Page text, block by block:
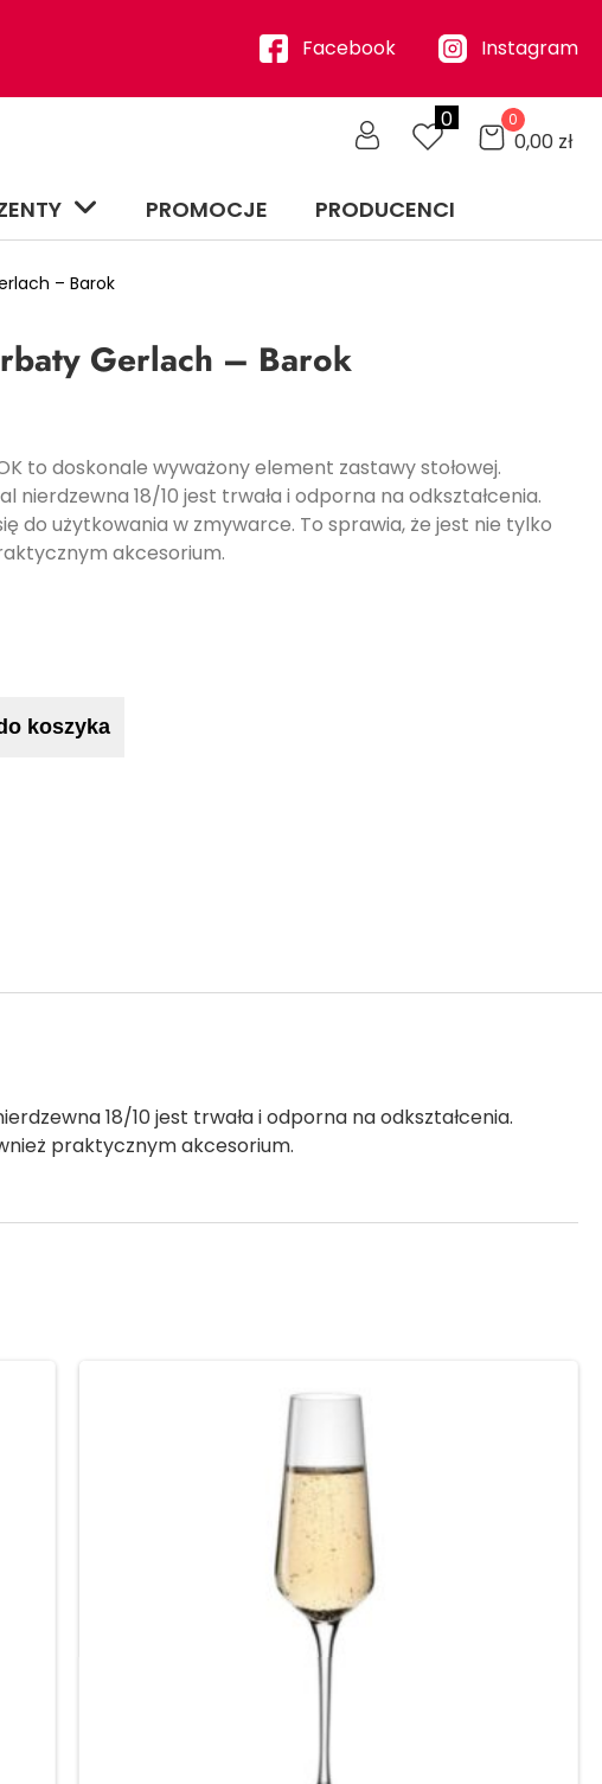
Facebook Instagram
0 0
0,00 zł
PROMOCJE PRODUCENCI
– Barok
Gerlach – Barok
to doskonale wyważony element zastawy stołowej.
nierdzewna 18/10 jest trwała i odporna na odkształcenia.
do użytkowania w zmywarce. To sprawia, że jest nie tylko
akcesorium.
koszyka
18/10 jest trwała i odporna na odkształcenia.
praktycznym akcesorium.